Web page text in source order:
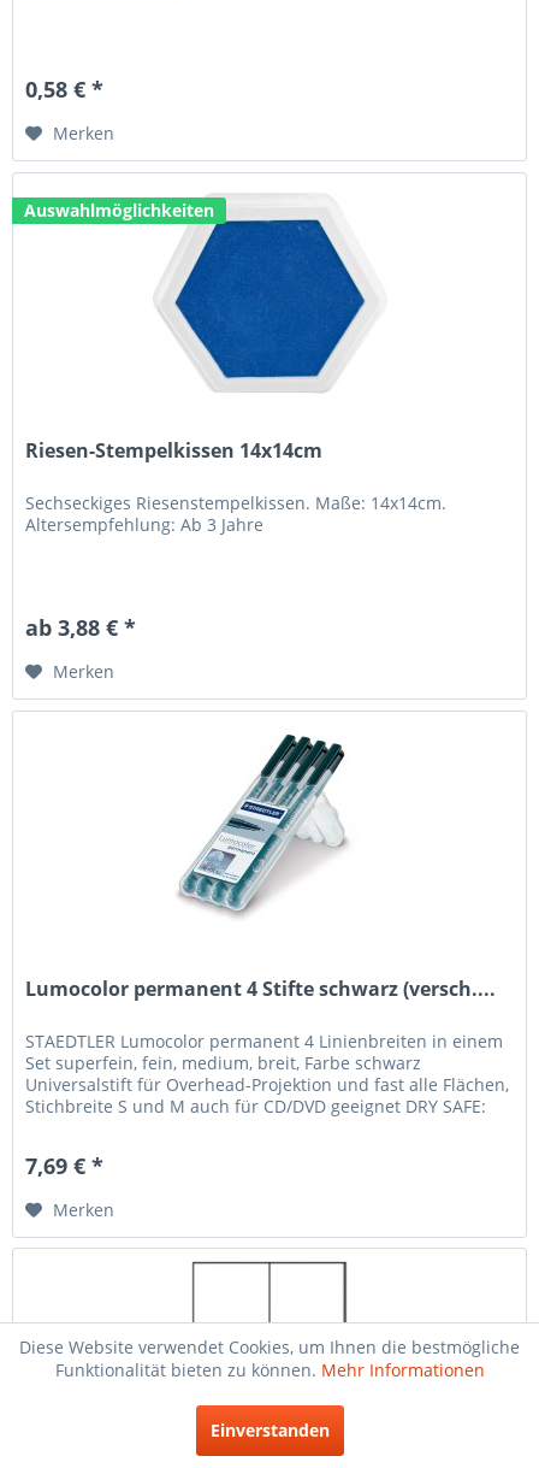
0,58 € *
Merken
Auswahlmöglichkeiten
Riesen-Stempelkissen 14x14cm
Sechseckiges Riesenstempelkissen. Maße: 14x14cm.
Altersempfehlung: Ab 3 Jahre
ab 3,88 € *
Merken
Lumocolor permanent 4 Stifte schwarz (versch....
STAEDTLER Lumocolor permanent 4 Linienbreiten in einem
Set superfein, fein, medium, breit, Farbe schwarz
Universalstift für Overhead-Projektion und fast alle Flächen,
Stichbreite S und M auch für CD/DVD geeignet DRY SAFE:
7,69 € *
Merken
Diese Website verwendet Cookies, um Ihnen die bestmögliche
Funktionalität bieten zu können. Mehr Informationen
Einverstanden